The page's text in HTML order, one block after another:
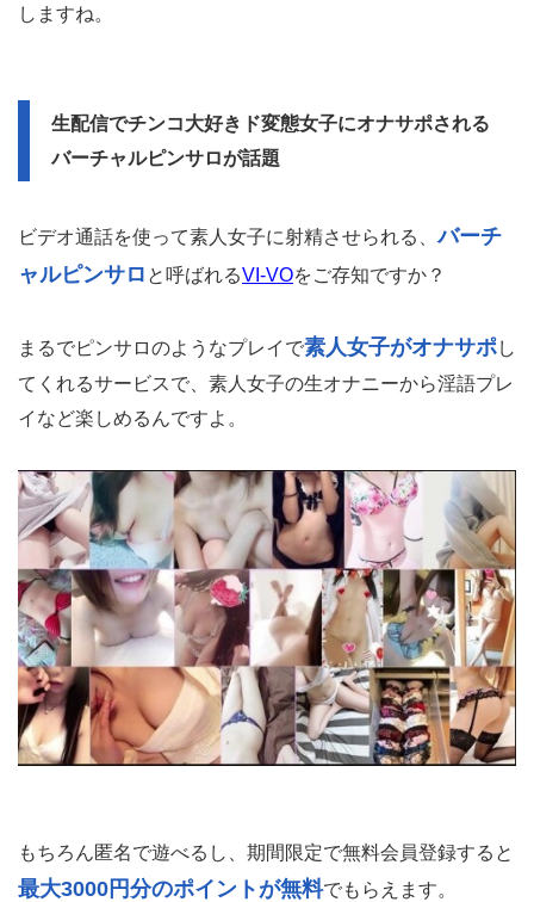
しますね。
生配信でチンコ大好きド変態女子にオナサポされる
バーチャルピンサロが話題
ビデオ通話を使って素人女子に射精させられる、バーチ
ャルピンサロ と呼ばれるVI-VOをご存知ですか？
まるでピンサロのようなプレイで素人女子がオナサポし
てくれるサービスで、素人女子の生オナニーから淫語プレ
イなど楽しめるんですよ。
もちろん匿名で遊べるし、期間限定で無料会員登録すると
最大3000円分のポイントが無料でもらえます。